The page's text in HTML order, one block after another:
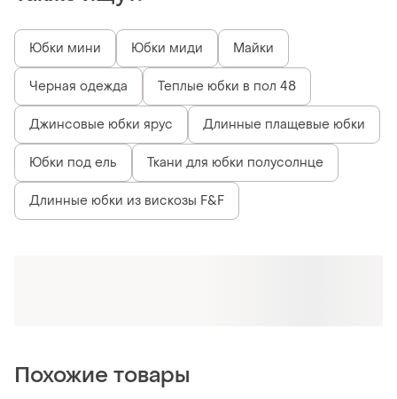
Юбки мини Юбки миди Майки
Черная одежда Теплые юбки в пол 48
Джинсовые юбки ярус Длинные плащевые юбки
Юбки под ель Ткани для юбки полусолнце
Длинные юбки из вискозы F&F
Похожие товары